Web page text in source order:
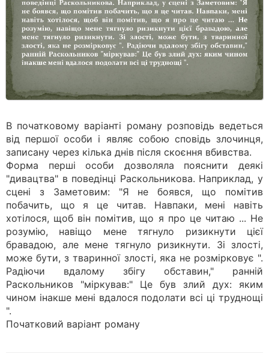
В початковому варіанті роману розповідь ведеться
від першої особи і являє собою сповідь злочинця,
записану через кілька днів після скоєння вбивства.
Форма перші особи дозволяла пояснити деякі
"дивацтва" в поведінці Раскольникова. Наприклад, у
сцені з Заметовим: "Я не боявся, що помітив
побачить, що я це читав. Навпаки, мені навіть
хотілося, щоб він помітив, що я про це читаю ... Не
розумію, навіщо мене тягнуло ризикнути цієї
бравадою, але мене тягнуло ризикнути. Зі злості,
може бути, з тваринної злості, яка не розмірковує ".
Радіючи вдалому збігу обставин," ранній
Раскольников "міркував:" Це був злий дух: яким
чином інакше мені вдалося подолати всі ці труднощі
".
Початковий варіант роману